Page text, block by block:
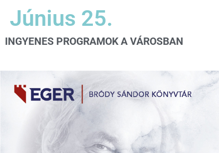
Június 25.
INGYENES PROGRAMOK A VÁROSBAN